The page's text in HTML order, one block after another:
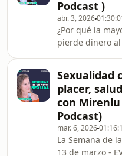
pierde dinero. Hablamos de bolsa,
inmuebles, oro,
invierno,
disciplina vale
estrategia. Con las maravillosas
Biografías
Podcast )
abr. 3, 2026
¿Por qué la
pierde dinero
Andrea
con sentido
habituales y
financiera a largo plazo.
libertad
indexados,
Sexualidad
placer,
con Mirenlu
Podcast)
mar. 6, 2026
La Semana de
13 de marzo -